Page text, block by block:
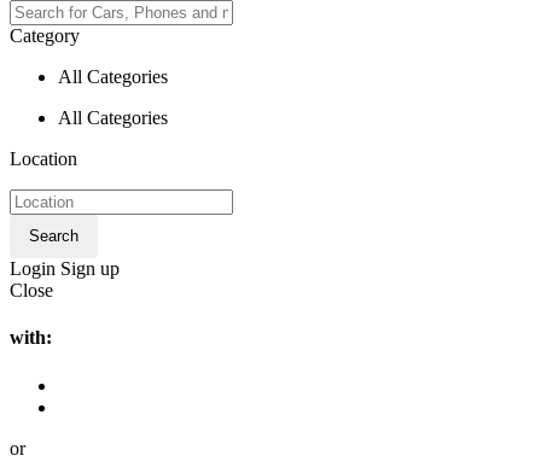
Category
All Categories
All Categories
Location
Search
Login Sign up
Close
with:
or